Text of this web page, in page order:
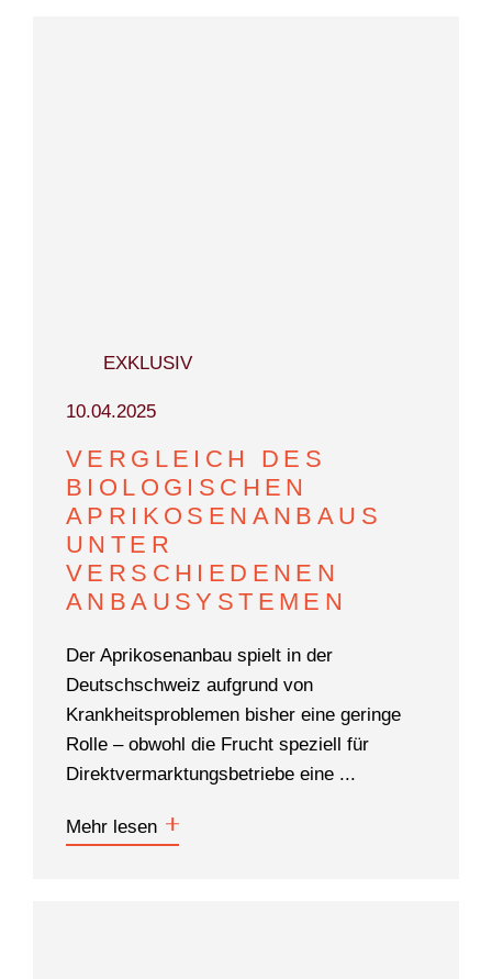
EXKLUSIV
10.04.2025
VERGLEICH DES
BIOLOGISCHEN
APRIKOSENANBAUS
UNTER
VERSCHIEDENEN
ANBAUSYSTEMEN
Der Aprikosenanbau spielt in der
Deutschschweiz aufgrund von
Krankheitsproblemen bisher eine geringe
Rolle – obwohl die Frucht speziell für
Direktvermarktungsbetriebe eine ...
Mehr lesen